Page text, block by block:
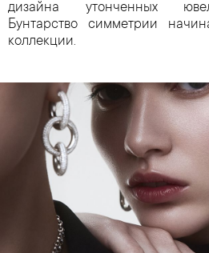
дизайна утонченных
Бунтарство симметрии
коллекции.